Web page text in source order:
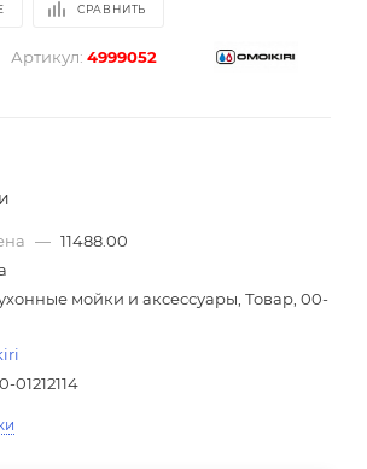
СРАВНИТЬ
Артикул: 4999052
— 11488.00
мойки и аксессуары, Товар, 00-
01212114